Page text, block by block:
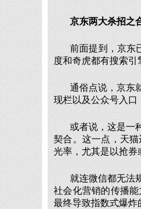
京东两大杀招之
前面提到，京东
度和奇虎都有搜索引
通俗点说，京东
现栏以及公众号入口
或者说，这是一
契合。这一点，天
光率，尤其是以抢券
就连微信都无法
社会化营销的传播
最终导致指数式爆炸